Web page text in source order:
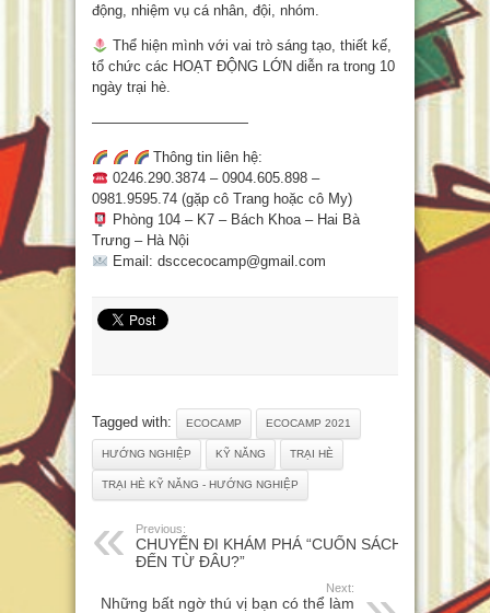
động, nhiệm vụ cá nhân, đội, nhóm.
Thể hiện mình với vai trò sáng tạo, thiết kế,
tổ chức các HOẠT ĐỘNG LỚN diễn ra trong 10
ngày trại hè.
———————————
Thông tin liên hệ:
0246.290.3874 – 0904.605.898 –
0981.9595.74 (gặp cô Trang hoặc cô My)
Phòng 104 – K7 – Bách Khoa – Hai Bà
Trưng – Hà Nội
Email: dsccecocamp@gmail.com
Tagged with: ECOCAMP ECOCAMP 2021
HƯỚNG NGHIỆP KỸ NĂNG TRẠI HÈ
TRẠI HÈ KỸ NĂNG - HƯỚNG NGHIỆP
Previous:
CHUYẾN ĐI KHÁM PHÁ “CUỐN SÁCH
ĐẾN TỪ ĐÂU?”
Next:
Những bất ngờ thú vị bạn có thể làm